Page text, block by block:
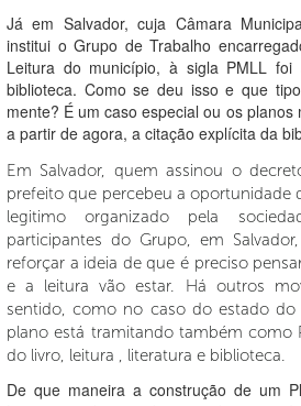
Já em Salvador, cuja Câmara
institui o Grupo de Trabalho
Leitura do município, à sigla PMLL foi
biblioteca. Como se deu isso e que
mente? É um caso especial ou os
a partir de agora, a citação explícita da
Em Salvador, quem assinou o
prefeito que percebeu a oportunidade
legitimo organizado pela
participantes do Grupo, em
reforçar a ideia de que é preciso
e a leitura vão estar. Há outros
sentido, como no caso do estado do
plano está tramitando também como
do livro, leitura , literatura e biblioteca.
De que maneira a construção de um